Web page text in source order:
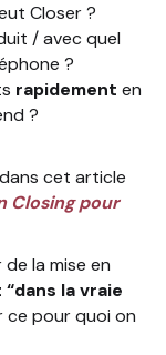
Closer ?
/ avec quel
?
rapidement en
?
cet article
Closing pour
de la mise en
la vraie
ce pour quoi on